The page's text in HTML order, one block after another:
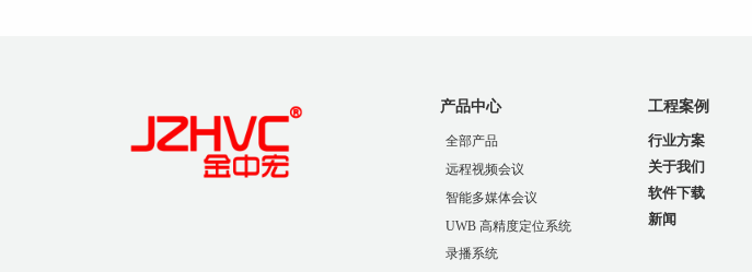
产品中心
全部产品
远程视频会议
智能多媒体会议
UWB 高精度定位系统
录播系统
工程案例
行业方案
关于我们
软件下载
新闻